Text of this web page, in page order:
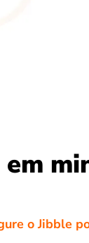
o Jibble